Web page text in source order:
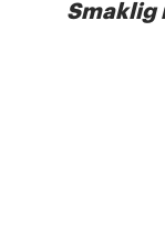
Smaklig